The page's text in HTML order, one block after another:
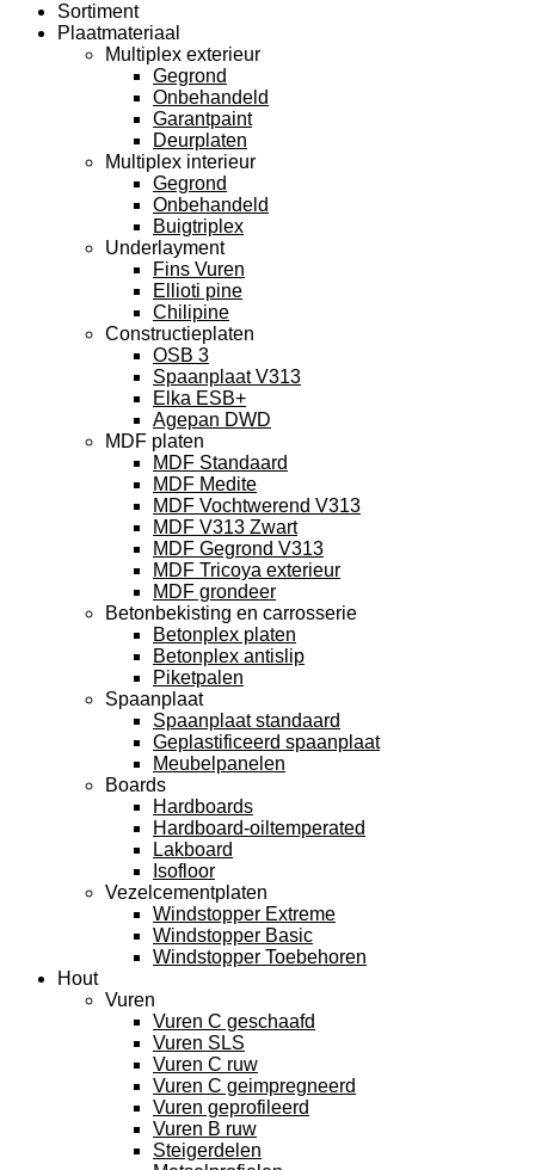
Sortiment
Plaatmateriaal
Multiplex exterieur
Gegrond
Onbehandeld
Garantpaint
Deurplaten
Multiplex interieur
Gegrond
Onbehandeld
Buigtriplex
Underlayment
Fins Vuren
Ellioti pine
Chilipine
Constructieplaten
OSB 3
Spaanplaat V313
Elka ESB+
Agepan DWD
MDF platen
MDF Standaard
MDF Medite
MDF Vochtwerend V313
MDF V313 Zwart
MDF Gegrond V313
MDF Tricoya exterieur
MDF grondeer
Betonbekisting en carrosserie
Betonplex platen
Betonplex antislip
Piketpalen
Spaanplaat
Spaanplaat standaard
Geplastificeerd spaanplaat
Meubelpanelen
Boards
Hardboards
Hardboard-oiltemperated
Lakboard
Isofloor
Vezelcementplaten
Windstopper Extreme
Windstopper Basic
Windstopper Toebehoren
Hout
Vuren
Vuren C geschaafd
Vuren SLS
Vuren C ruw
Vuren C geimpregneerd
Vuren geprofileerd
Vuren B ruw
Steigerdelen